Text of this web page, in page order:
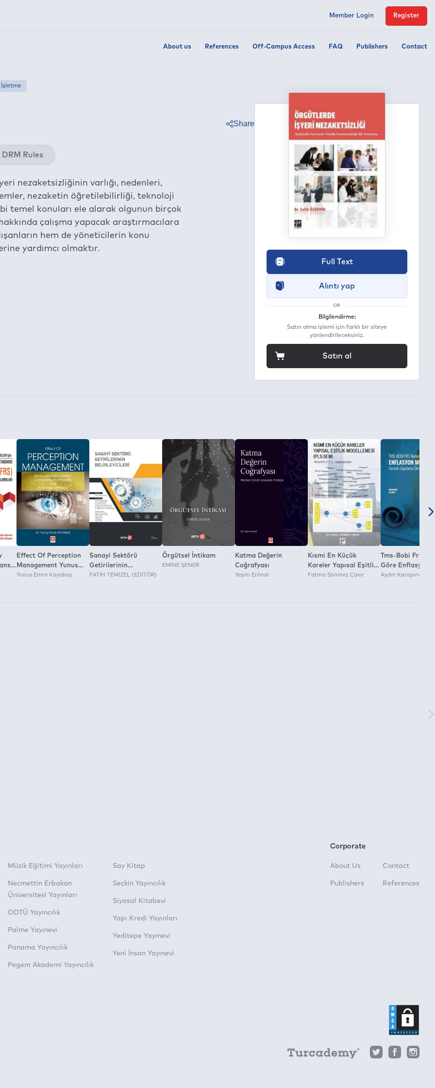
About us References Off-Campus Access FAQ Publishers Contact
Member Login Register
İşletme
Share
DRM Rules
nezaketsizliğinin varlığı, nedenleri,
nezaketin öğretilebilirliği, teknoloji
temel konuları ele alarak olgunun birçok
çalışma yapacak araştırmacılara
hem de yöneticilerin konu
yardımcı olmaktır.
Full Text
Alıntı yap
OR
Bilgilendirme:
Satın alma işlemi için farklı bir siteye
yönlendirileceksiniz.
Satın al
Effect Of Perception
Management Yunus
Emre Kayabaş
Yunus Emre Kayabaş
Sanayi Sektörü
Getirilerinin
Belirleyicileri
FATİH TEMİZEL (EDİTÖR)
Örgütsel İntikam
EMİNE ŞENER
Katma Değerin
Coğrafyası
Yeşim Erönal
Kısmi En Küçük
Kareler Yapısal Eşitlik
Modellemesi
Fatma Sönmez Çakır
Tms-Bobi Frs
Göre Enflasyon
Muhasebesi
Aydın Karapınar
Müzik Eğitimi Yayınları
Necmettin Erbakan
Üniversitesi Yayınları
ODTÜ Yayıncılık
Palme Yayınevi
Panama Yayıncılık
Pegem Akademi Yayıncılık
Say Kitap
Seçkin Yayıncılık
Siyasal Kitabevi
Yapı Kredi Yayınları
Yeditepe Yayınevi
Yeni İnsan Yayınevi
Corporate
About Us
Publishers
Contact
References